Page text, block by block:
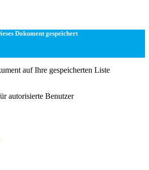
Dokument gespeichert
auf Ihre gespeicherten Liste
autorisierte Benutzer